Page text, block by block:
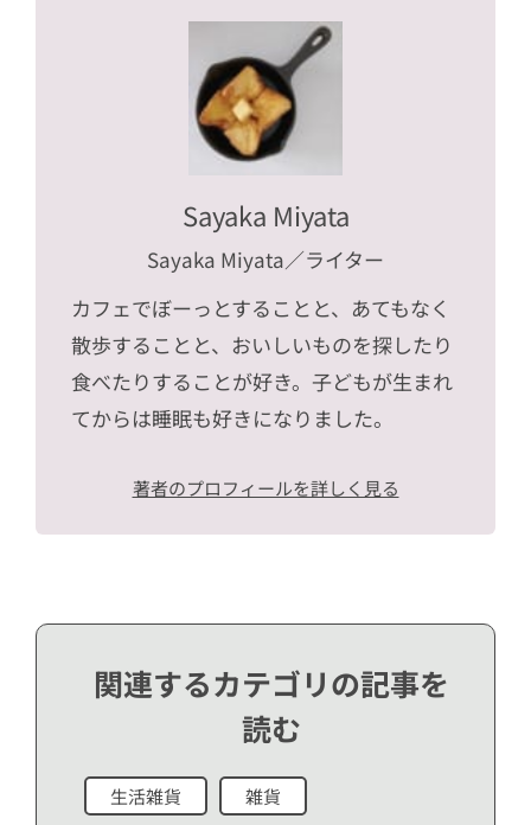
Sayaka Miyata
Sayaka Miyata／ライター
カフェでぼーっとすることと、あてもなく
散歩することと、おいしいものを探したり
食べたりすることが好き。子どもが生まれ
てからは睡眠も好きになりました。
著者のプロフィールを詳しく見る
関連するカテゴリの記事を
読む
生活雑貨 雑貨